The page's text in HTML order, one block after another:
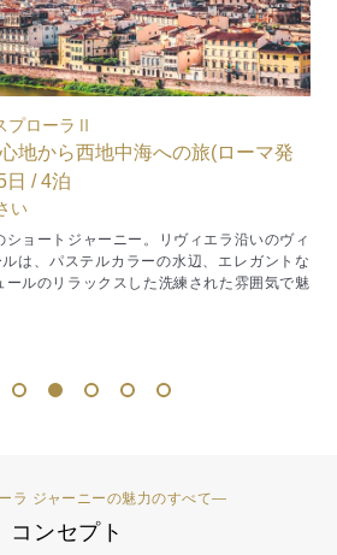
プローラ Ⅳ
ハーゲン 発着 ） / 12泊
い
で北欧らしい静けさに触れ、ヘレスルトで
ルドに包まれ、モルデとトロンハイムでは
街並みを歩き、ブルンネイソンやレクネスで
ならではの圧倒的な自然美に出会い、さら
ールヌーヴォー建築と港町文化に触れなが
2 3 4 5 6
ラ ジャーニーの魅力のすべて―
コンセプト